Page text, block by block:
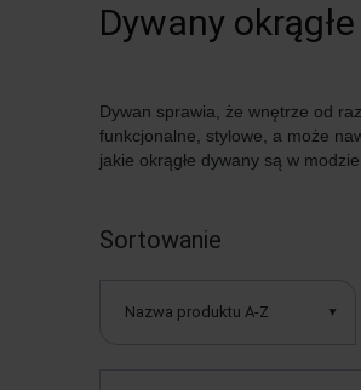
Dywany okrągłe
Dywan sprawia, że wnętrze od
funkcjonalne, stylowe, a może
jakie okrągłe dywany są w modzie.
Sortowanie
Nazwa produktu A-Z